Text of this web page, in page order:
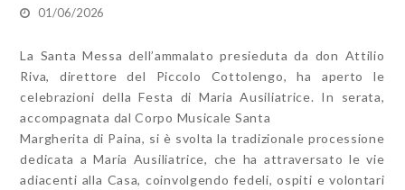
01/06/2026
La Santa Messa dell’ammalato presieduta da don Attilio
Riva, direttore del Piccolo Cottolengo, ha aperto le
celebrazioni della Festa di Maria Ausiliatrice. In serata,
accompagnata dal Corpo Musicale Santa
Margherita di Paina, si è svolta la tradizionale processione
dedicata a Maria Ausiliatrice, che ha attraversato le vie
adiacenti alla Casa, coinvolgendo fedeli, ospiti e volontari